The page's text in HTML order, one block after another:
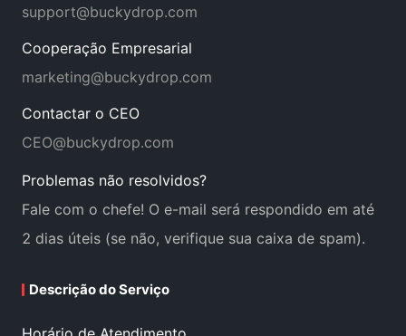
support@buckydrop.com
Cooperação Empresarial
marketing@buckydrop.com
Contactar o CEO
CEO@buckydrop.com
Problemas não resolvidos?
Fale com o chefe! O e-mail será respondido em até
2 dias úteis (se não, verifique sua caixa de spam).
Descrição do Serviço